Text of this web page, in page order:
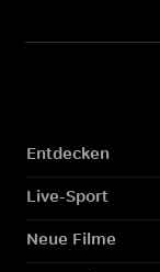
Entdecken
Live-Sport
Neue Filme